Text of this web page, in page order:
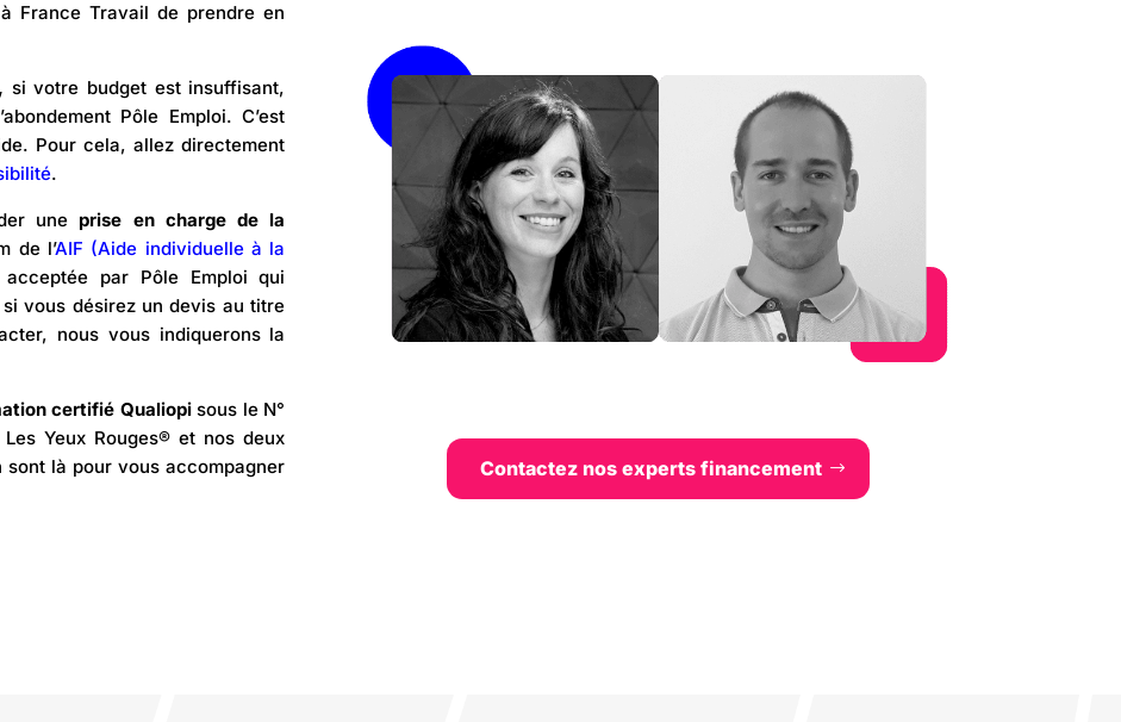
France Travail de prendre en
si votre budget est insuffisant,
Pôle Emploi.C’est
Pour cela, allez directement
.
une prise en charge de la
de l’AIF (Aide individuelle à la
par Pôle Emploi qui
vous désirez un devis au titre
, nous vous indiquerons la
certifié Qualiopisous le N°
Yeux Rouges® et nos deux
là pour vous accompagner
Contactez nos experts financement